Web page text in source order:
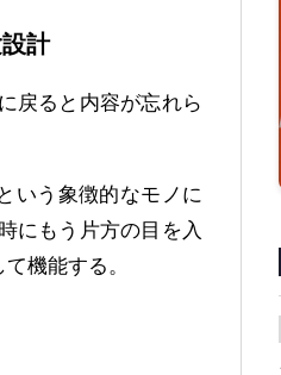
計
戻ると内容が忘れら
いう象徴的なモノに
にもう片方の目を入
機能する。